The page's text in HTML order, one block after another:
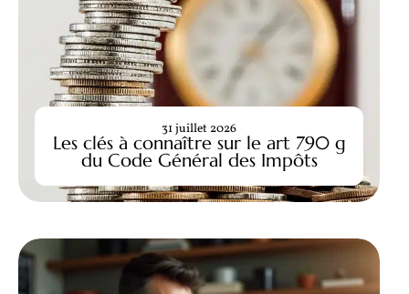
Les clés à connaître sur le art 790 g
du Code Général des Impôts
31 juillet 2026